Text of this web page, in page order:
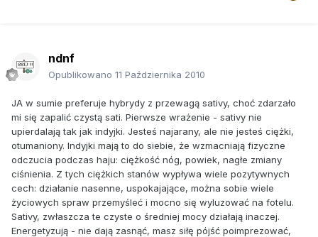
ndnf
Opublikowano 11 Października 2010
JA w sumie preferuje hybrydy z przewagą sativy, choć zdarzało
mi się zapalić czystą sati. Pierwsze wrażenie - sativy nie
upierdalają tak jak indyjki. Jesteś najarany, ale nie jesteś ciężki,
otumaniony. Indyjki mają to do siebie, że wzmacniają fizyczne
odczucia podczas haju: ciężkość nóg, powiek, nagłe zmiany
ciśnienia. Z tych ciężkich stanów wypływa wiele pozytywnych
cech: działanie nasenne, uspokajające, można sobie wiele
życiowych spraw przemyśleć i mocno się wyluzować na fotelu.
Sativy, zwłaszcza te czyste o średniej mocy działają inaczej.
Energetyzują - nie dają zasnąć, masz siłę pójść poimprezować,